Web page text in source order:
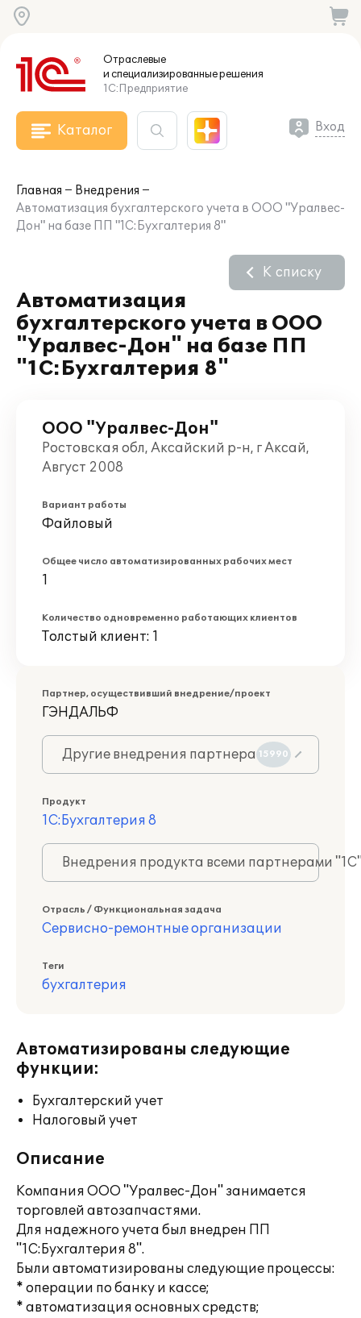
Отраслевые
и специализированныерешения
1С:Предприятие
Каталог Вход
Главная
Внедрения
Автоматизация бухгалтерского учета в ООО "Уралвес-
Дон" на базе ПП "1С:Бухгалтерия 8"
Автоматизация
бухгалтерского учета в ООО
"Уралвес-Дон" на базе ПП
"1С:Бухгалтерия 8"
К списку
ООО "Уралвес-Дон"
Ростовская обл, Аксайский р-н, г Аксай,
Август 2008
Вариант работы
Файловый
Общее число автоматизированных рабочих мест
1
Количество одновременно работающих клиентов
Толстый клиент: 1
Партнер, осуществивший внедрение/проект
ГЭНДАЛЬФ
Другие внедрения партнера 15990
Продукт
1С:Бухгалтерия 8
Внедрения продукта всеми партнерами
Отрасль / Функциональная задача
Сервисно-ремонтные организации
Теги
бухгалтерия
Автоматизированы следующие
функции:
Бухгалтерский учет
Налоговый учет
Описание
Компания ООО "Уралвес-Дон" занимается
торговлей автозапчастями.
Для надежного учета был внедрен ПП
"1С:Бухгалтерия 8".
Были автоматизированы следующие процессы:
* операции по банку и кассе;
* автоматизация основных средств;